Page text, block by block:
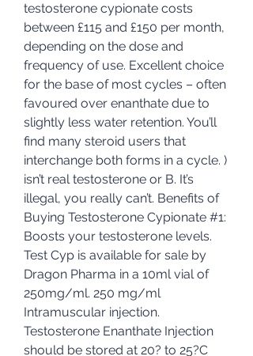
testosterone cypionate costs
between £115 and £150 per month,
depending on the dose and
frequency of use. Excellent choice
for the base of most cycles – often
favoured over enanthate due to
slightly less water retention. You’ll
find many steroid users that
interchange both forms in a cycle. )
isn’t real testosterone or B. It’s
illegal, you really can’t. Benefits of
Buying Testosterone Cypionate #1:
Boosts your testosterone levels.
Test Cyp is available for sale by
Dragon Pharma in a 10ml vial of
250mg/ml. 250 mg/ml
Intramuscular injection.
Testosterone Enanthate Injection
should be stored at 20? to 25?C